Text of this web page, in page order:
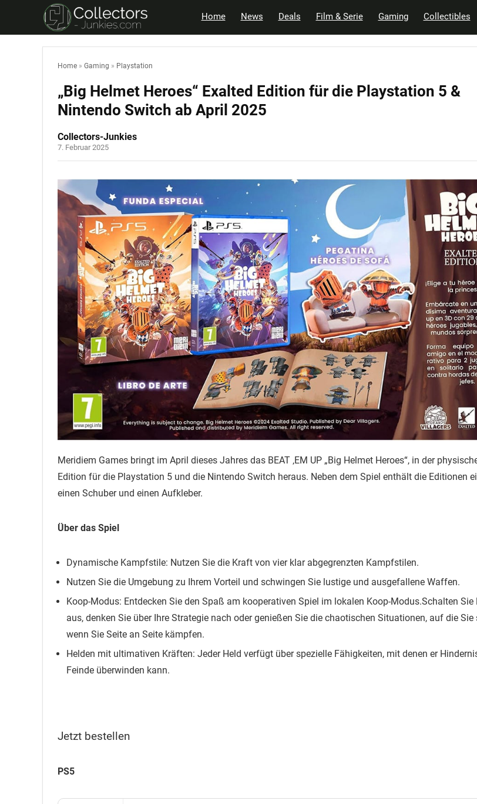
Home News Deals Film & Serie Gaming Collectibles
Home » Gaming » Playstation
„Big Helmet Heroes“ Exalted Edition für die Playstation 5 &
Nintendo Switch ab April 2025
Collectors-Junkies
7. Februar 2025
Meridiem Games bringt im April dieses Jahres das BEAT ‚EM UP „Big Helmet Heroes“, in der
Edition für die Playstation 5 und die Nintendo Switch heraus. Neben dem Spiel enthält die Editionen
einen Schuber und einen Aufkleber.
Über das Spiel
Dynamische Kampfstile: Nutzen Sie die Kraft von vier klar abgegrenzten Kampfstilen.
Nutzen Sie die Umgebung zu Ihrem Vorteil und schwingen Sie lustige und ausgefallene Waffen.
Koop-Modus: Entdecken Sie den Spaß am kooperativen Spiel im lokalen Koop-Modus.Schalten Sie
aus, denken Sie über Ihre Strategie nach oder genießen Sie die chaotischen Situationen, auf die Sie
wenn Sie Seite an Seite kämpfen.
Helden mit ultimativen Kräften: Jeder Held verfügt über spezielle Fähigkeiten, mit denen er
Feinde überwinden kann.
Jetzt bestellen
PS5